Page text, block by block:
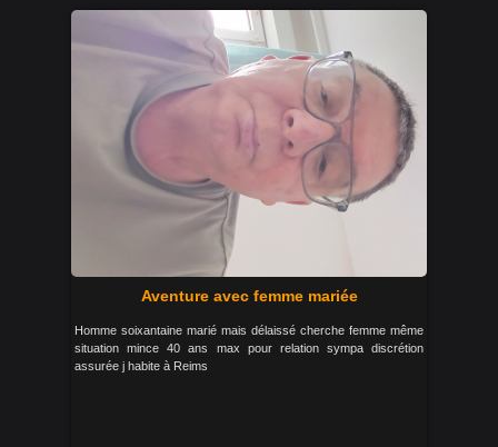
Aventure avec femme mariée
Homme soixantaine marié mais délaissé cherche femme même
situation mince 40 ans max pour relation sympa discrétion
assurée j habite à Reims